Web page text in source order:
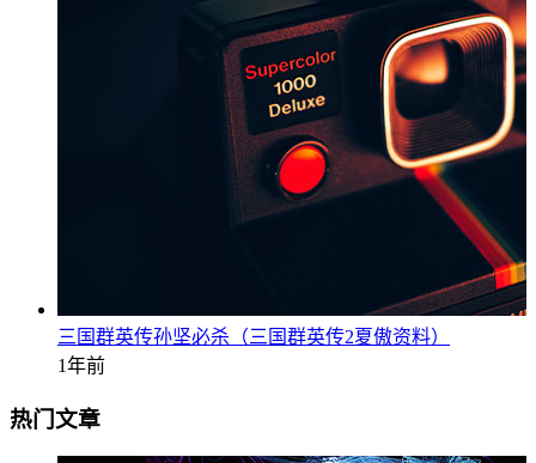
三国群英传孙坚必杀（三国群英传2夏傲资料）
1年前
热门文章